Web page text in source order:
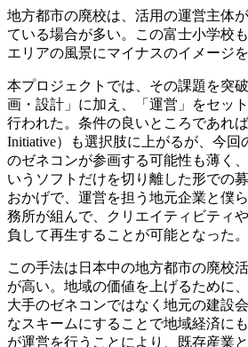
地方都市の廃校は、活用の運営主体
ている場合が多い。この富士小学校
エリアの風景にマイナスのイメージを
本プロジェクトでは、その課題を突
画・設計」に加え、「運営」をセッ
行われた。条件の良いところであれば
Initiative）も選択肢に上がるが、今回
のゼネコンが参画する可能性も薄く
いうソフトだけを切り離した形での
おかげで、運営を担う地元企業と僕
務所が組んで、クリエイティビティ
負して再生することが可能となった。
この手法は日本中の地方都市の廃校
が高い。地域の価値を上げるために
大手のゼネコンではなく地元の建設
なスキームにすることで地域経済に
が運営を行うことにより、既存産業